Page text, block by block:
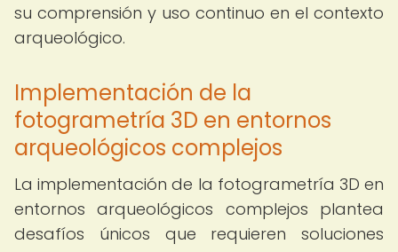
su comprensión y uso continuo en el contexto
arqueológico.
Implementación de la
fotogrametría 3D en entornos
arqueológicos complejos
La implementación de la fotogrametría 3D en
entornos arqueológicos complejos plantea
desafíos únicos que requieren soluciones